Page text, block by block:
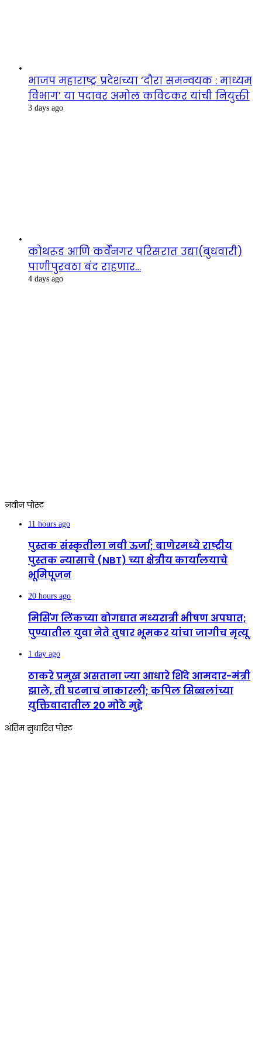
भाजप महाराष्ट्र प्रदेशच्या ‘दौरा समन्वयक : माध्यम
विभाग’ या पदावर अमोल कविटकर यांची नियुक्ती
3 days ago
कोथरूड आणि कर्वेनगर परिसरात उद्या(बुधवारी)
पाणीपुरवठा बंद राहणार…
4 days ago
नवीन पोस्ट
11 hours ago
पुस्तक संस्कृतीला नवी ऊर्जा; बाणेरमध्ये राष्ट्रीय
पुस्तक न्यासाचे (NBT) च्या क्षेत्रीय कार्यालयाचे
भूमिपूजन
20 hours ago
मिसिंग लिंकच्या बोगद्यात मध्यरात्री भीषण अपघात;
पुण्यातील युवा नेते तुषार भूमकर यांचा जागीच मृत्यू
1 day ago
ठाकरे प्रमुख असताना ज्या आधारे शिंदे आमदार-मंत्री
झाले, ती घटनाच नाकारली; कपिल सिब्बलांच्या
युक्तिवादातील 20 मोठे मुद्दे
अंतिम सुधारित पोस्ट